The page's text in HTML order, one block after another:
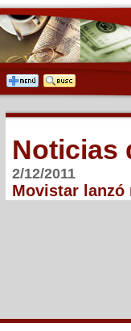
Noticias
2/12/2011
Movistar lanzó